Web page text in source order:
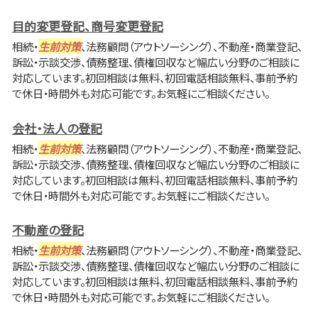
目的変更登記、商号変更登記
相続・生前対策、法務顧問（アウトソーシング）、不動産・商業登記、
訴訟・示談交渉、債務整理、債権回収など幅広い分野のご相談に
対応しています。初回相談は無料、初回電話相談無料、事前予約
で休日・時間外も対応可能です。お気軽にご相談ください。
会社・法人の登記
相続・生前対策、法務顧問（アウトソーシング）、不動産・商業登記、
訴訟・示談交渉、債務整理、債権回収など幅広い分野のご相談に
対応しています。初回相談は無料、初回電話相談無料、事前予約
で休日・時間外も対応可能です。お気軽にご相談ください。
不動産の登記
相続・生前対策、法務顧問（アウトソーシング）、不動産・商業登記、
訴訟・示談交渉、債務整理、債権回収など幅広い分野のご相談に
対応しています。初回相談は無料、初回電話相談無料、事前予約
で休日・時間外も対応可能です。お気軽にご相談ください。